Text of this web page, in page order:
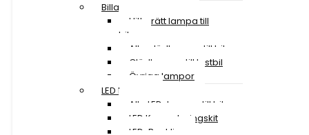
Billampor
Hitta rätt lampa till
bilen
Alla glödlampor till bil
Glödlampor till lastbil
Övriga lampor
LED Lampor
Alla LED-lampor till bil
LED Konverteringskit
LED-Backljus